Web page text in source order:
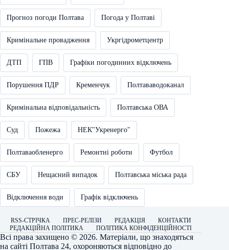
Прогноз погоди Полтава Погода у Полтаві
Кримінальне провадження Укргідрометцентр
ДТП ГПВ Графіки погодинних відключень
Порушення ПДР Кременчук Полтававодоканал
Кримінальна відповідальність Полтавська ОВА
Суд Пожежа НЕК"Укренерго"
Полтаваобленерго Ремонтні роботи Футбол
СБУ Нещасний випадок Полтавська міська рада
Відключення води Графік відключень
RSS-СТРІЧКА ПРЕС-РЕЛІЗИ РЕДАКЦІЯ
КОНТАКТИ
РЕДАКЦІЙНА ПОЛІТИКА
ПОЛІТИКА КОНФІДЕНЦІЙНОСТІ
Всі права захищено © 2026. Матеріали, що знаходяться
на сайті Полтава 24, охороняються відповідно до